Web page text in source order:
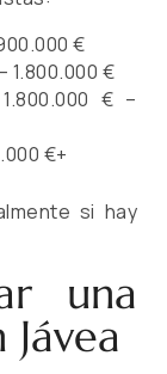
€
1.800.000 €
€ –
€+
si hay
una